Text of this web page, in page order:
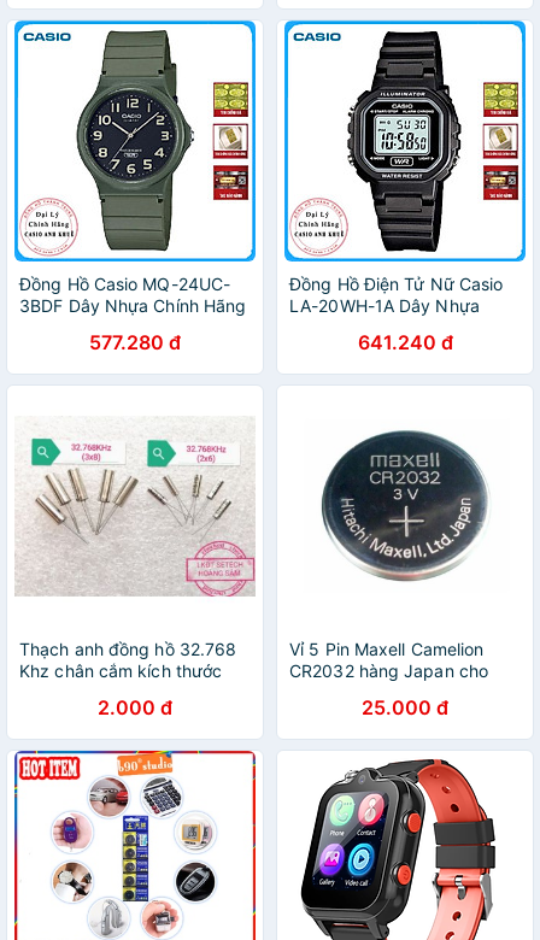
Đồng Hồ Casio MQ-24UC-
3BDF Dây Nhựa Chính Hãng
577.280 đ
Đồng Hồ Điện Tử Nữ Casio
LA-20WH-1A Dây Nhựa
641.240 đ
Thạch anh đồng hồ 32.768
Khz chân cắm kích thước
2.000 đ
Vỉ 5 Pin Maxell Camelion
CR2032 hàng Japan cho
25.000 đ